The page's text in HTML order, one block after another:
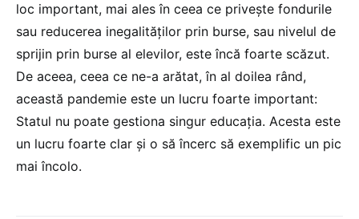
loc important, mai ales în ceea ce privește fondurile
sau reducerea inegalităților prin burse, sau nivelul de
sprijin prin burse al elevilor, este încă foarte scăzut.
De aceea, ceea ce ne-a arătat, în al doilea rând,
această pandemie este un lucru foarte important:
Statul nu poate gestiona singur educația. Acesta este
un lucru foarte clar și o să încerc să exemplific un pic
mai încolo.